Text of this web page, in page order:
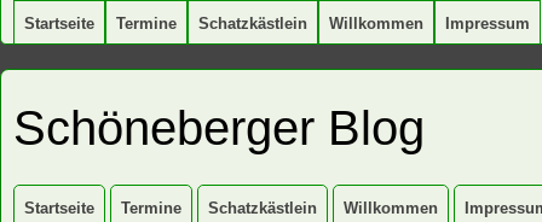
Startseite Termine Schatzkästlein Willkommen Impressum
Schöneberger Blog
Startseite Termine Schatzkästlein Willkommen